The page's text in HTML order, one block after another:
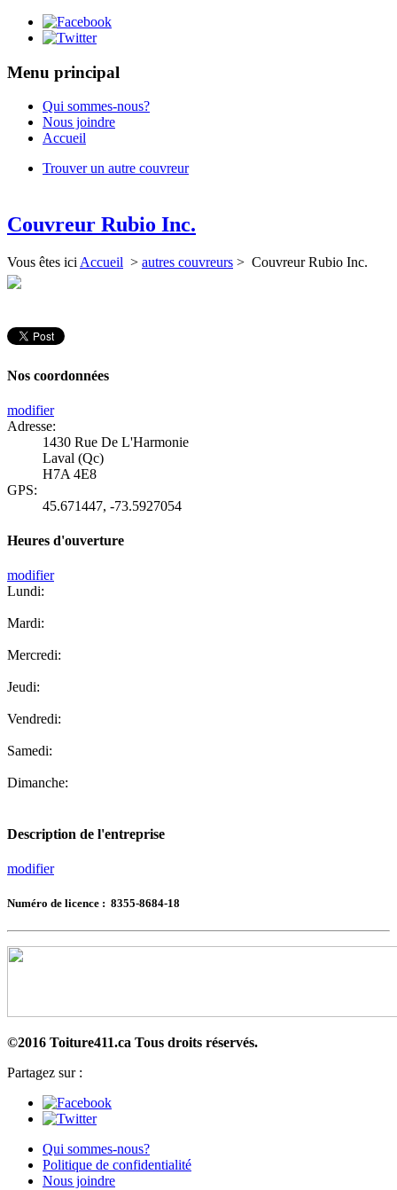
Menu principal
Qui sommes-nous?
Nous joindre
Accueil
Trouver un autre couvreur
Couvreur Rubio Inc.
Vous êtes ici Accueil > autres couvreurs > Couvreur Rubio Inc.
Nos coordonnées
modifier
Adresse:
1430 Rue De L'Harmonie
Laval (Qc)
H7A 4E8
GPS:
45.671447, -73.5927054
Heures d'ouverture
modifier
Lundi:
Mardi:
Mercredi:
Jeudi:
Vendredi:
Samedi:
Dimanche:
Description de l'entreprise
modifier
Numéro de licence : 8355-8684-18
©2016 Toiture411.ca Tous droits réservés.
Partagez sur :
Qui sommes-nous?
Politique de confidentialité
Nous joindre